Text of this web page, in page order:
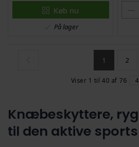
Køb nu
På lager
1 2
Viser 1 til 40 af 76
Knæbeskyttere,
til den aktive